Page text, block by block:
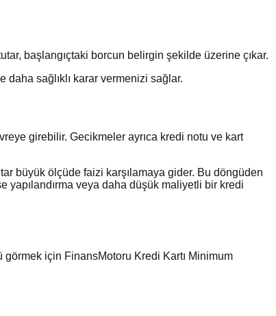
başlangıçtaki borcun belirgin şekilde üzerine çıkar.
daha sağlıklı karar vermenizi sağlar.
girebilir. Gecikmeler ayrıca kredi notu ve kart
büyük ölçüde faizi karşılamaya gider. Bu döngüden
yapılandırma veya daha düşük maliyetli bir kredi
görmek için FinansMotoru Kredi Kartı Minimum